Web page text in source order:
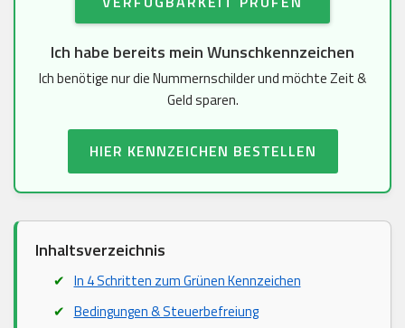
Ich habe bereits mein Wunschkennzeichen
Ich benötige nur die Nummernschilder und möchte Zeit &
Geld sparen.
HIER KENNZEICHEN BESTELLEN
Inhaltsverzeichnis
In 4 Schritten zum Grünen Kennzeichen
Bedingungen & Steuerbefreiung